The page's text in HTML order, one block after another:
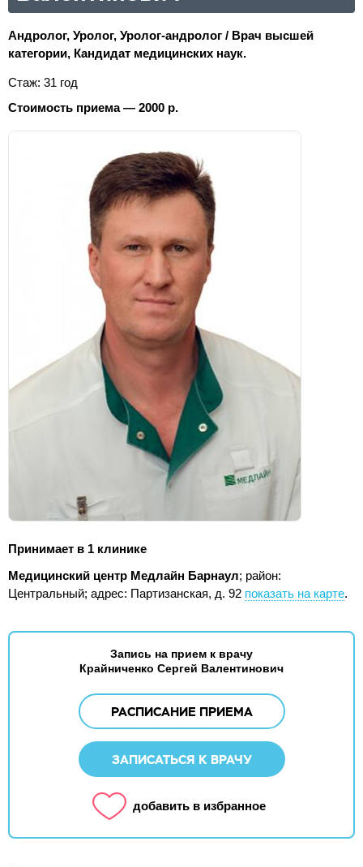
Андролог, Уролог, Уролог-андролог / Врач высшей
категории, Кандидат медицинских наук.
Стаж: 31 год
Стоимость приема — 2000 р.
Принимает в 1 клинике
Медицинский центр Медлайн Барнаул; район:
Центральный; адрес: Партизанская, д. 92 показать на карте.
Запись на прием к врачу
Крайниченко Сергей Валентинович
РАСПИСАНИЕ ПРИЕМА
ЗАПИСАТЬСЯ К ВРАЧУ
добавить в избранное